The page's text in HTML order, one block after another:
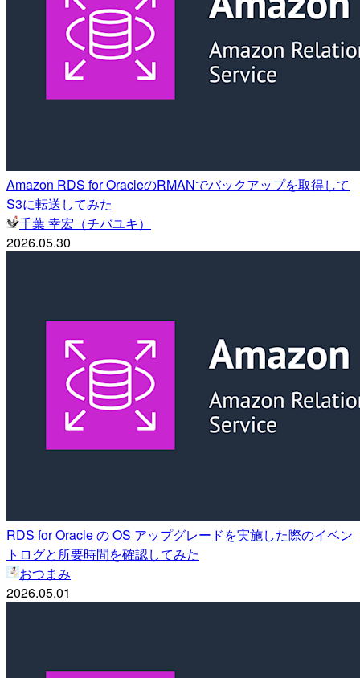
Amazon RDS for OracleのRMANでバックアップを取得して
S3に転送してみた
千葉 幸宏（チバユキ）
2026.05.30
RDS for Oracle の OS アップグレードを実施した際のイベン
トログと所要時間を確認してみた
おつまみ
2026.05.01